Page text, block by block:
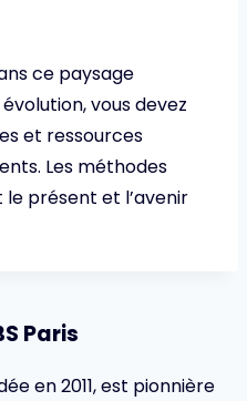
ce paysage
vous devez
et ressources
Les méthodes
présent et l’avenir
Paris
en 2011, est pionnière